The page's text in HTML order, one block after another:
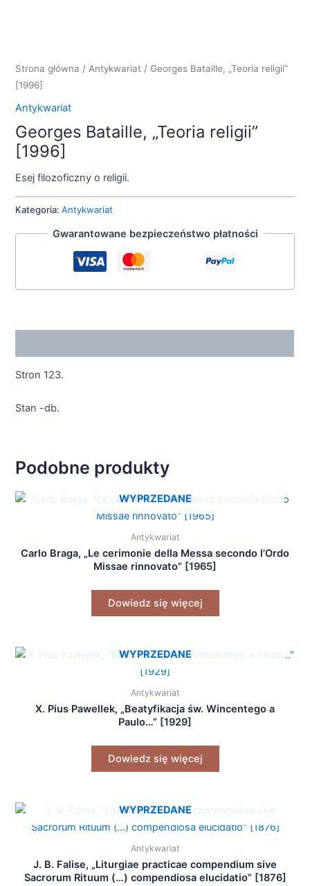
Strona główna / Antykwariat / Georges Bataille, „Teoria religii”
[1996]
Antykwariat
Georges Bataille, „Teoria religii”
[1996]
Esej filozoficzny o religii.
Kategoria:Antykwariat
Gwarantowane bezpieczeństwo płatności
Stron 123.
Stan -db.
Podobne produkty
WYPRZEDANE
Antykwariat
Carlo Braga, „Le cerimonie della Messa secondo l’Ordo
Missae rinnovato” [1965]
Dowiedz się więcej
WYPRZEDANE
Antykwariat
X. Pius Pawellek, „Beatyfikacja św. Wincentego a
Paulo…” [1929]
Dowiedz się więcej
WYPRZEDANE
Antykwariat
J. B. Falise, „Liturgiae practicae compendium sive
Sacrorum Rituum (…) compendiosa elucidatio” [1876]